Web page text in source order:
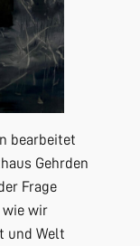
bearbeitet
Gehrden
Frage
wie wir
und Welt